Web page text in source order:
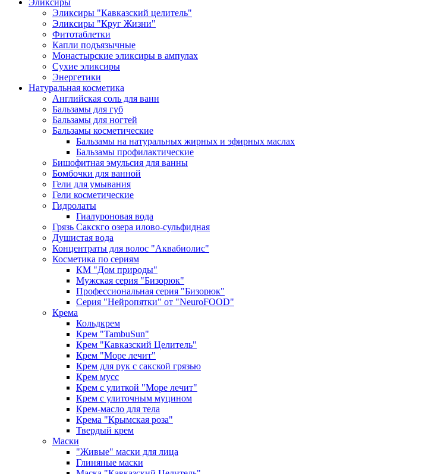
Эликсиры
Эликсиры "Кавказский целитель"
Эликсиры "Круг Жизни"
Фитотаблетки
Капли подъязычные
Монастырские эликсиры в ампулах
Сухие эликсиры
Энергетики
Натуральная косметика
Английская соль для ванн
Бальзамы для губ
Бальзамы для ногтей
Бальзамы косметические
Бальзамы на натуральных жирных и эфирных маслах
Бальзамы профилактические
Бишофитная эмульсия для ванны
Бомбочки для ванной
Гели для умывания
Гели косметические
Гидролаты
Гиалуроновая вода
Грязь Сакскго озера илово-сульфидная
Душистая вода
Концентраты для волос "Аквабиолис"
Косметика по сериям
КМ "Дом природы"
Мужская серия "Бизорюк"
Профессиональная серия "Бизорюк"
Серия "Нейропятки" от "NeuroFOOD"
Крема
Кольдкрем
Крем "TambuSun"
Крем "Кавказский Целитель"
Крем "Море лечит"
Крем для рук с сакской грязью
Крем мусс
Крем с улиткой "Море лечит"
Крем с улиточным муцином
Крем-масло для тела
Крема "Крымская роза"
Твердый крем
Маски
"Живые" маски для лица
Глиняные маски